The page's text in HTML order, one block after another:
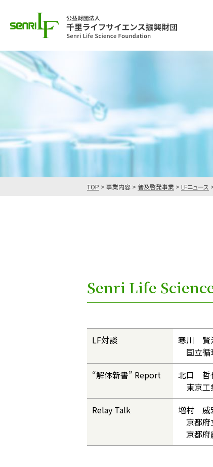
TOP > 事業内容 > 普及啓発事業 > LFニュース
Senri Life
LF対談
寒川
国立循
“解体新書” Report
北口
東京工
Relay Talk
増村
京都府
京都府